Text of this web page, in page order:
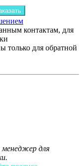
контактам, для
только для обратной
менеджер для